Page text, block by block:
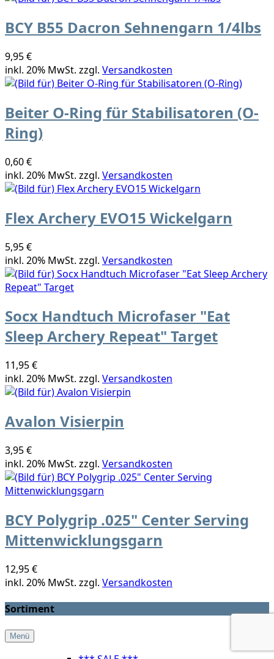
BCY B55 Dacron Sehnengarn 1/4lbs
9,95 €
inkl. 20% MwSt. zzgl. Versandkosten
Beiter O-Ring für Stabilisatoren (O-
Ring)
0,60 €
inkl. 20% MwSt. zzgl. Versandkosten
Flex Archery EVO15 Wickelgarn
5,95 €
inkl. 20% MwSt. zzgl. Versandkosten
Socx Handtuch Microfaser "Eat
Sleep Archery Repeat" Target
11,95 €
inkl. 20% MwSt. zzgl. Versandkosten
Avalon Visierpin
3,95 €
inkl. 20% MwSt. zzgl. Versandkosten
BCY Polygrip .025" Center Serving
Mittenwicklungsgarn
12,95 €
inkl. 20% MwSt. zzgl. Versandkosten
Sortiment
Menü